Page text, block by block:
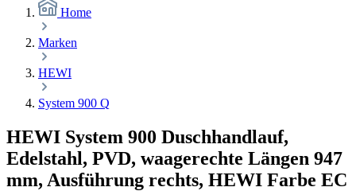
Home
Marken
HEWI
System 900 Q
HEWI System 900 Duschhandlauf,
Edelstahl, PVD, waagerechte Längen 947
mm, Ausführung rechts, HEWI Farbe EC